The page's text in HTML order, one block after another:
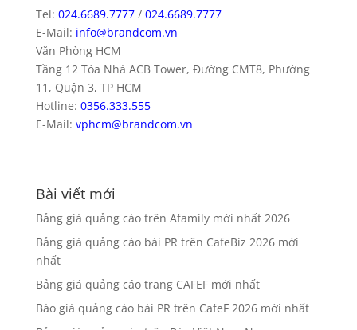
Tel: 024.6689.7777/ 024.6689.7777
E-Mail: info@brandcom.vn
Văn Phòng HCM
Tầng 12 Tòa Nhà ACB Tower, Đường CMT8, Phường
11, Quận 3, TP HCM
Hotline: 0356.333.555
E-Mail: vphcm@brandcom.vn
Bài viết mới
Bảng giá quảng cáo trên Afamily mới nhất 2026
Bảng giá quảng cáo bài PR trên CafeBiz 2026 mới
nhất
Bảng giá quảng cáo trang CAFEF mới nhất
Báo giá quảng cáo bài PR trên CafeF 2026 mới nhất